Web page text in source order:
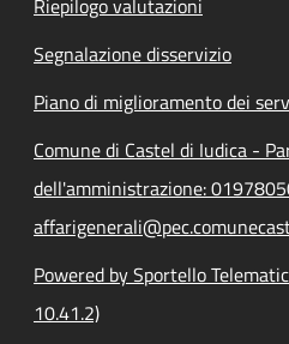
Segnalazione disservizio
Piano di miglioramento dei
Comune di Castel di Iudica -
dell'amministrazione:
Powered by Sportello
10.41.2)